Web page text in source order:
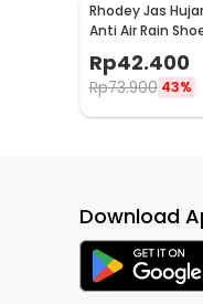
Rhodey Jas
Anti Air Rain
212
Rp42.400
Rp73.900 43%
Download